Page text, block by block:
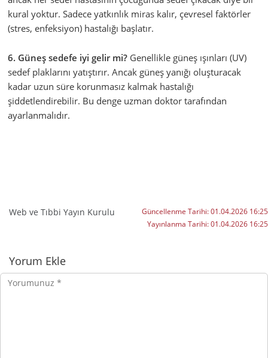
kural yoktur. Sadece yatkınlık miras kalır, çevresel faktörler
(stres, enfeksiyon) hastalığı başlatır.
6. Güneş sedefe iyi gelir mi? Genellikle güneş ışınları (UV)
sedef plaklarını yatıştırır. Ancak güneş yanığı oluşturacak
kadar uzun süre korunmasız kalmak hastalığı
şiddetlendirebilir. Bu denge uzman doktor tarafından
ayarlanmalıdır.
Web ve Tıbbi Yayın Kurulu Güncellenme Tarihi:01.04.2026 16:25
Yayınlanma Tarihi:01.04.2026 16:25
Yorumlar
Yorum Ekle
Yorumunuz